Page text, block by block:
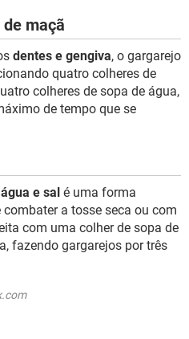
maçã
dentes e gengiva, o gargarejo
quatro colheres de
colheres de sopa de água,
de tempo que se
e sal é uma forma
a tosse seca ou com
com uma colher de sopa de
fazendo gargarejos por três